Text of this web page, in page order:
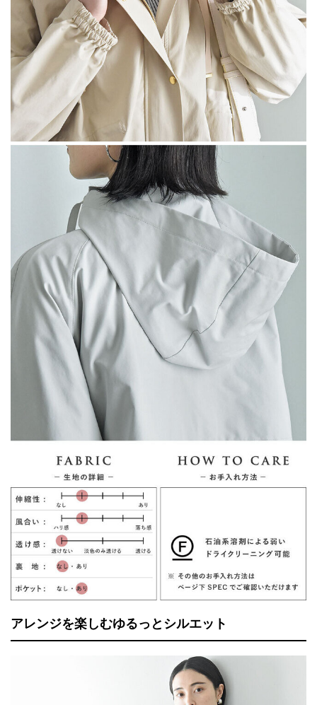
アレンジを楽しむゆるっとシルエット